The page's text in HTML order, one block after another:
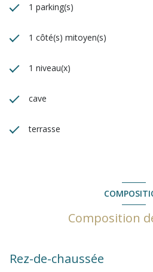
1 parking(s)
1 côté(s) mitoyen(s)
1 niveau(x)
cave
terrasse
Composition
Rez-de-chaussée